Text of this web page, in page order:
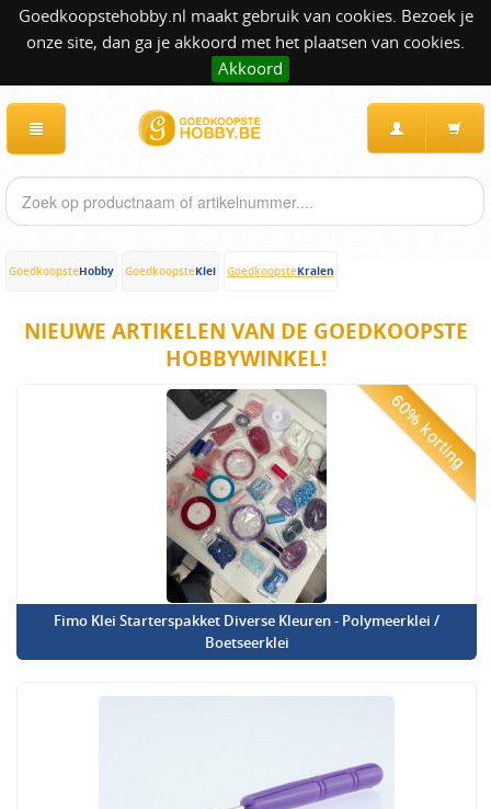
Goedkoopstehobby.nl maakt gebruik van cookies. Bezoek je
onze site, dan ga je akkoord met het plaatsen van cookies.
Akkoord
GoedkoopsteHobby GoedkoopsteKlei GoedkoopsteKralen
NIEUWE ARTIKELEN VAN DE GOEDKOOPSTE
HOBBYWINKEL!
60% korting
Fimo Klei Starterspakket Diverse Kleuren - Polymeerklei /
Boetseerklei